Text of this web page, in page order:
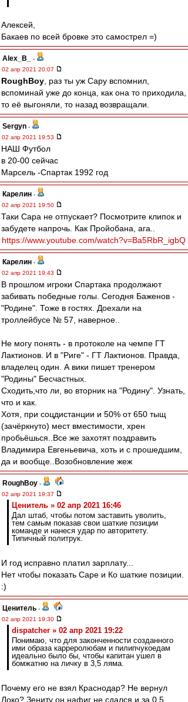
Алексей,
Бакаев по всей бровке это самострел =)
Alex_B_
-
02 апр 2021 20:07
RoughBoy , раз ты уж Сару вспомнил,
вспоминай уже до конца, как она то приходила,
то её выгоняли, то назад возвращали.
Sergyn -
02 апр 2021 19:53
НАШ Футбол
в 20-00 сейчас
Марсель -Спартак 1992 год
Карелин -
02 апр 2021 19:50
Таки Сара не отпускает? Посмотрите клипок и
забудете напрочь. Как Пройобана, ага..
https://www.youtube.com/watch?v=Ba5RbR_igbQ
Карелин -
02 апр 2021 19:43
В прошлом игроки Спартака продолжают
забивать победные голы. Сегодня Баженов -
"Родине". Тоже в гостях. Доехали на
троллейбусе № 57, наверное..
Не могу понять - в протоколе на чемпе ГТ
Лактионов. И в "Риге" - ГТ Лактионов. Правда,
владелец один. А вики пишет тренером
"Родины" Бесчастных.
Сходить,что ли, во вторник на "Родину". Узнать,
что и как.
Хотя, при соцдистанции и 50% от 650 тыщ
(зачёркнуто) мест вместимости, хрен
пробьёшься..Все же захотят поздравить
Владимира Евгеньевича, хоть и с прошедшим,
да и вообще..Возобновление жеж
RoughBoy -
02 апр 2021 19:37
Ценитель » 02 апр 2021 16:46
Дал штаб, чтобы потом заставить уволить,
тем самым показав свои шаткие позиции
команде и нанеся удар по авторитету.
Типичный политрук.
И год исправно платил зарплату...
Нет чтобы показать Саре и Ко шаткие позиции.
:)
Ценитель -
02 апр 2021 19:30
dispatcher » 02 апр 2021 19:22
Понимаю, что для законченности созданного
ими образа карреролюбам и пилипчукоедам
идеально было бы, чтобы капитан ушел в
бомжатню на личку в 3,5 ляма.
Почему его не взял Краснодар? Не вернул
Локо? Зениту он нафиг не сдался и за 0,5